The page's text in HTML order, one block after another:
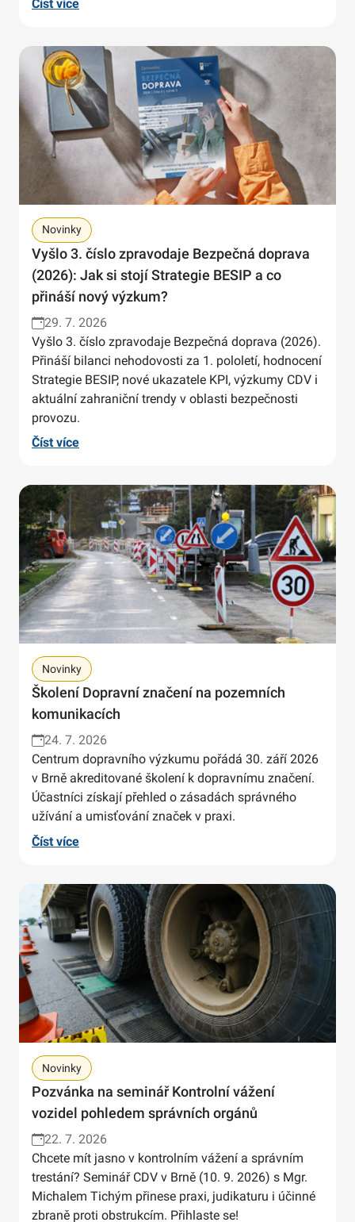
Číst více
Novinky
Vyšlo 3. číslo zpravodaje Bezpečná doprava
(2026): Jak si stojí Strategie BESIP a co
přináší nový výzkum?
29. 7. 2026
Vyšlo 3. číslo zpravodaje Bezpečná doprava (2026).
Přináší bilanci nehodovosti za 1. pololetí, hodnocení
Strategie BESIP, nové ukazatele KPI, výzkumy CDV i
aktuální zahraniční trendy v oblasti bezpečnosti
provozu.
Číst více
Novinky
Školení Dopravní značení na pozemních
komunikacích
24. 7. 2026
Centrum dopravního výzkumu pořádá 30. září 2026
v Brně akreditované školení k dopravnímu značení.
Účastníci získají přehled o zásadách správného
užívání a umisťování značek v praxi.
Číst více
Novinky
Pozvánka na seminář Kontrolní vážení
vozidel pohledem správních orgánů
22. 7. 2026
Chcete mít jasno v kontrolním vážení a správním
trestání? Seminář CDV v Brně (10. 9. 2026) s Mgr.
Michalem Tichým přinese praxi, judikaturu i účinné
zbraně proti obstrukcím. Přihlaste se!